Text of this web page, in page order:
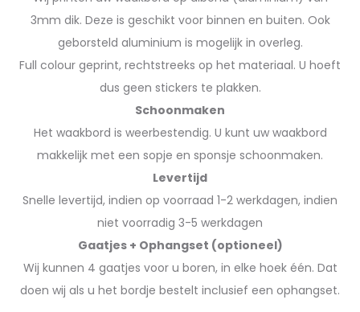
3mm dik. Deze is geschikt voor binnen en buiten. Ook
geborsteld aluminium is mogelijk in overleg.
Full colour geprint, rechtstreeks op het materiaal. U hoeft
dus geen stickers te plakken.
Schoonmaken
Het waakbord is weerbestendig. U kunt uw waakbord
makkelijk met een sopje en sponsje schoonmaken.
Levertijd
Snelle levertijd, indien op voorraad 1-2 werkdagen, indien
niet voorradig 3-5 werkdagen
Gaatjes + Ophangset (optioneel)
Wij kunnen 4 gaatjes voor u boren, in elke hoek één. Dat
doen wij als u het bordje bestelt inclusief een ophangset.